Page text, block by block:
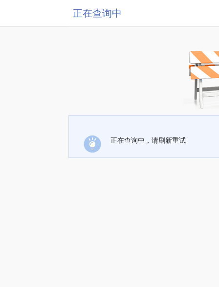
正在查询中
正在查询中，请刷新重试